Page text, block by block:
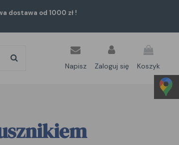
dostawa od 1000 zł !
Napisz
Zaloguj się Koszyk